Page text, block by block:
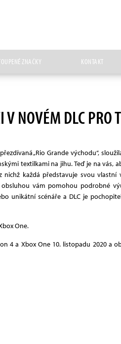
ZNAČKY KONTAKT
V NOVÉM DLC
„Rio Grande východu“,
textilkami na jihu. Teď je na
každá představuje svou vlastní
vám pomohou podrobné
unikátní scénáře a DLC je
One.
4 a Xbox One 10. listopadu 2020 a